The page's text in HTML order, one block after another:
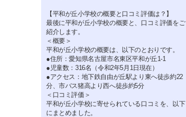
【平和が丘小学校の概要と口コミ評価は？】
最後に平和が丘小学校の概要と、口コミ評価をご
紹介します。
＜概要＞
平和が丘小学校の概要は、以下のとおりです。
●住所：愛知県名古屋市名東区平和が丘1-1
●児童数：316名（令和2年5月1日現在）
●アクセス：地下鉄自由が丘駅より東へ徒歩約22
分、市バス猪高より西へ徒歩約5分
＜口コミ評価＞
平和が丘小学校に寄せられている口コミを、以下
にまとめました。